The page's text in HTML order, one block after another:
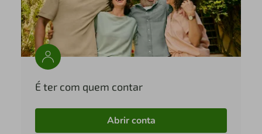
É ter com quem contar
Abrir conta